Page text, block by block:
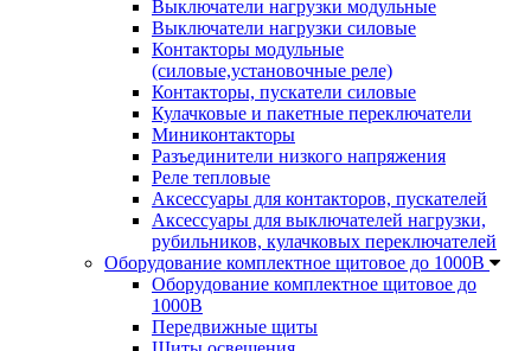
Выключатели нагрузки модульные
Выключатели нагрузки силовые
Контакторы модульные
(силовые,установочные реле)
Контакторы, пускатели силовые
Кулачковые и пакетные переключатели
Миниконтакторы
Разъединители низкого напряжения
Реле тепловые
Аксессуары для контакторов, пускателей
Аксессуары для выключателей нагрузки,
рубильников, кулачковых переключателей
Оборудование комплектное щитовое до 1000В
Оборудование комплектное щитовое до
1000В
Передвижные щиты